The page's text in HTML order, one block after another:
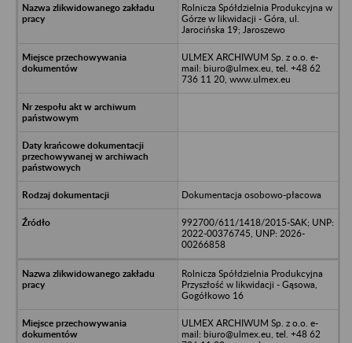
Rolnicza Spółdzielnia Produkcyjna w
Górze w likwidacji - Góra, ul.
Jarocińska 19; Jaroszewo
ULMEX ARCHIWUM Sp. z o.o. e-
mail: biuro@ulmex.eu, tel. +48 62
736 11 20, www.ulmex.eu
Dokumentacja osobowo-płacowa
992700/611/1418/2015-SAK; UNP:
2022-00376745, UNP: 2026-
00266858
Rolnicza Spółdzielnia Produkcyjna
Przyszłość w likwidacji - Gąsowa,
Gogółkowo 16
ULMEX ARCHIWUM Sp. z o.o. e-
mail: biuro@ulmex.eu, tel. +48 62